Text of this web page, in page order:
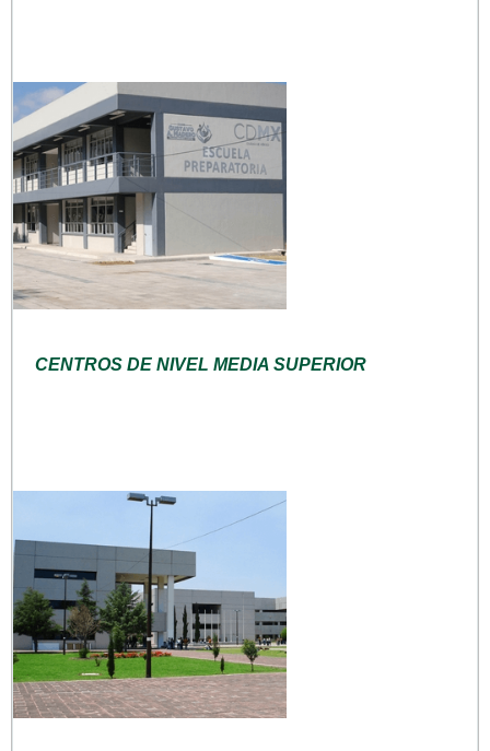
CENTROS DE NIVEL MEDIA SUPERIOR